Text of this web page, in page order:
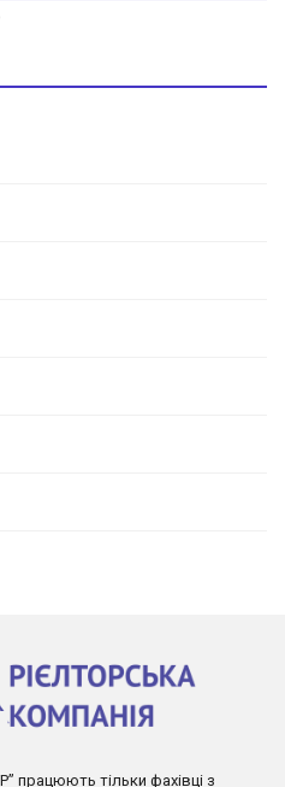
працюють тільки фахівці з